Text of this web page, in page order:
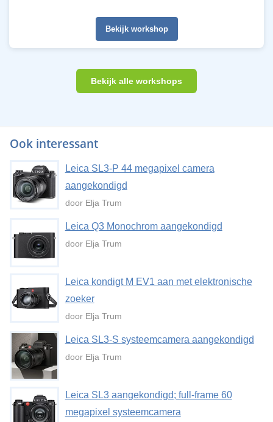
Bekijk workshop
Bekijk alle workshops
Ook interessant
Leica SL3-P 44 megapixel camera
aangekondigd
door Elja Trum
Leica Q3 Monochrom aangekondigd
door Elja Trum
Leica kondigt M EV1 aan met elektronische
zoeker
door Elja Trum
Leica SL3-S systeemcamera aangekondigd
door Elja Trum
Leica SL3 aangekondigd; full-frame 60
megapixel systeemcamera